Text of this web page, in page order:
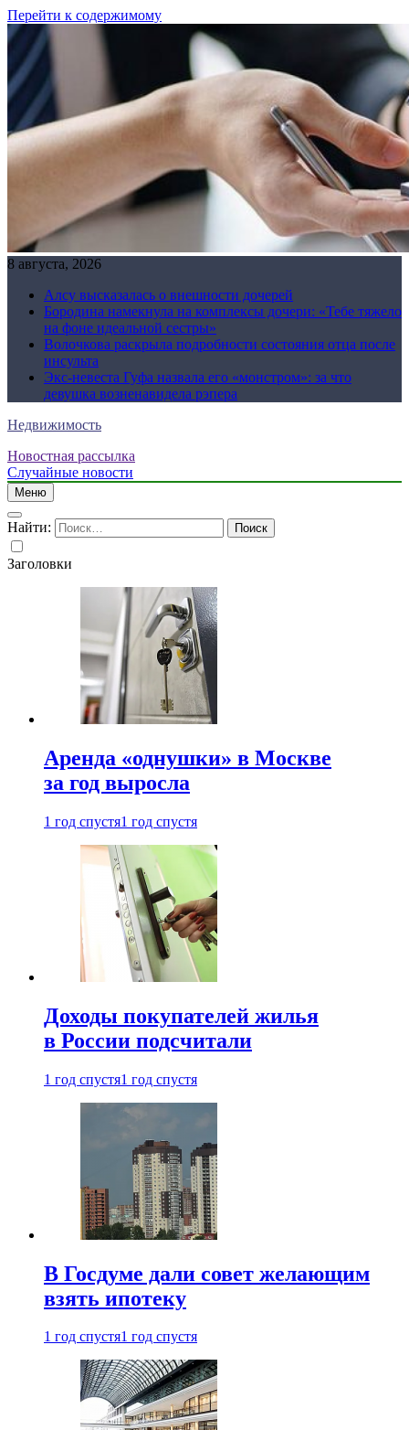
Перейти к содержимому
8 августа, 2026
Алсу высказалась о внешности дочерей
Бородина намекнула на комплексы дочери: «Тебе тяжело
на фоне идеальной сестры»
Волочкова раскрыла подробности состояния отца после
инсульта
Экс-невеста Гуфа назвала его «монстром»: за что
девушка возненавидела рэпера
Недвижимость
Новостная рассылка
Случайные новости
Меню
Найти:
Заголовки
Аренда «однушки» в Москве
за год выросла
1 год спустя1 год спустя
Доходы покупателей жилья
в России подсчитали
1 год спустя1 год спустя
В Госдуме дали совет желающим
взять ипотеку
1 год спустя1 год спустя